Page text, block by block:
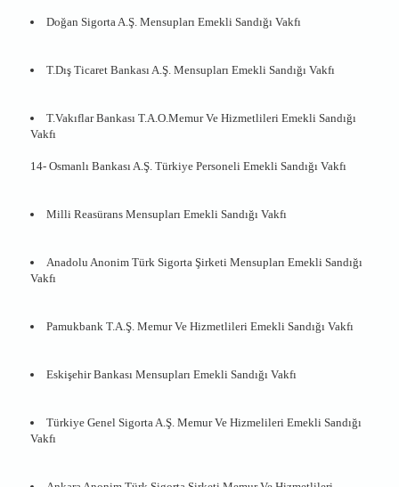
Doğan Sigorta A.Ş. Mensupları Emekli Sandığı Vakfı
T.Dış Ticaret Bankası A.Ş. Mensupları Emekli Sandığı Vakfı
T.Vakıflar Bankası T.A.O.Memur Ve Hizmetlileri Emekli Sandığı
Vakfı
14- Osmanlı Bankası A.Ş. Türkiye Personeli Emekli Sandığı Vakfı
Milli Reasürans Mensupları Emekli Sandığı Vakfı
Anadolu Anonim Türk Sigorta Şirketi Mensupları Emekli Sandığı
Vakfı
Pamukbank T.A.Ş. Memur Ve Hizmetlileri Emekli Sandığı Vakfı
Eskişehir Bankası Mensupları Emekli Sandığı Vakfı
Türkiye Genel Sigorta A.Ş. Memur Ve Hizmelileri Emekli Sandığı
Vakfı